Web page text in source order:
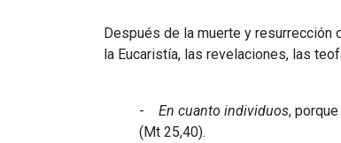
Después de la muerte y resurrección
la Eucaristía, las revelaciones, las
- En cuanto individuos,
(Mt 25,40).